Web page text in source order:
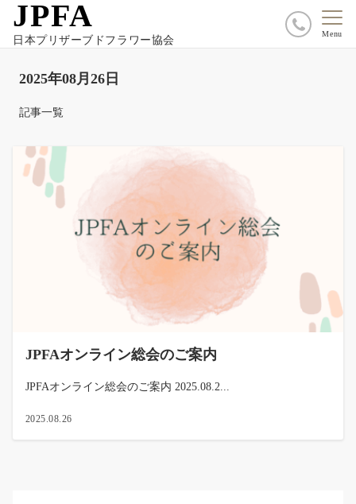
JPFA
日本プリザーブドフラワー協会
Menu
2025年08月26日
記事一覧
JPFAオンライン総会のご案内
JPFAオンライン総会のご案内 2025.08.2...
2025.08.26